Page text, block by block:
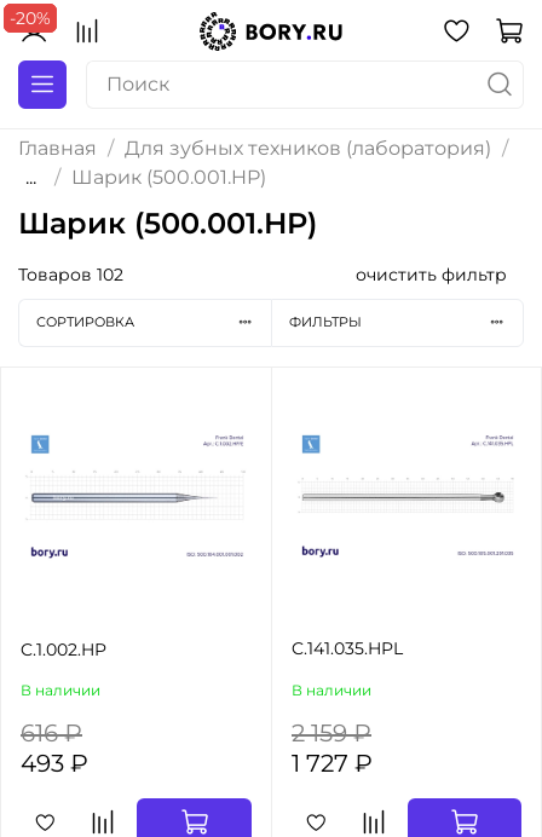
Главная
Для зубных техников (лаборатория)
...
Шарик (500.001.HP)
Шарик (500.001.HP)
Товаров 102 очистить фильтр
СОРТИРОВКА ФИЛЬТРЫ
-20%
C.1.002.HP
В наличии
616 ₽
493 ₽
-20%
C.141.035.HPL
В наличии
2 159 ₽
1 727 ₽
-20%